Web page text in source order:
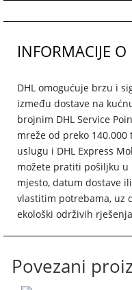
INFORMACIJE O
DHL omogućuje brzu i
između dostave na
brojnim DHL Service
mreže od preko 140.000
uslugu i DHL Express
možete pratiti pošiljku
mjesto, datum dostave
vlastitim potrebama, uz
ekološki održivih
Povezani